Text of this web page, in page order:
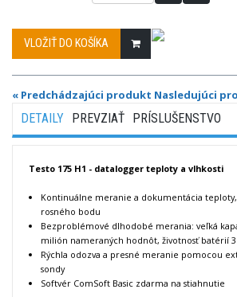
VLOŽIŤ DO KOŠÍKA
« Predchádzajúci produkt Nasledujúci
DETAILY PREVZIAŤ PRÍSLUŠENSTVO
Testo 175 H1 - datalogger teploty a vlhkosti
Kontinuálne meranie a dokumentácia
rosného bodu
Bezproblémové dlhodobé merania: veľká
milión nameraných hodnôt, životnosť batérií
Rýchla odozva a presné meranie pomocou
sondy
Softvér ComSoft Basic zdarma na stiahnutie